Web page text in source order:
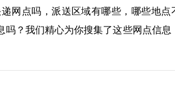
网点吗，派送区域有哪些，哪些地点
？我们精心为你搜集了这些网点信息